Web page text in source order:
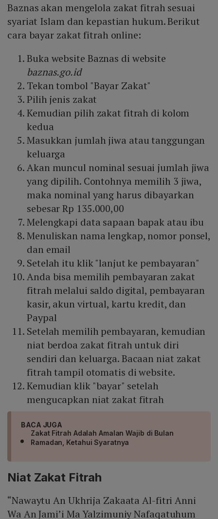
Baznas akan mengelola zakat fitrah sesuai
syariat Islam dan kepastian hukum. Berikut
cara bayar zakat fitrah online:
Buka website Baznas di website
baznas.go.id
Tekan tombol "Bayar Zakat"
Pilih jenis zakat
Kemudian pilih zakat fitrah di kolom
kedua
Masukkan jumlah jiwa atau tanggungan
keluarga
Akan muncul nominal sesuai jumlah jiwa
yang dipilih. Contohnya memilih 3 jiwa,
maka nominal yang harus dibayarkan
sebesar Rp 135.000,00
Melengkapi data sapaan bapak atau ibu
Menuliskan nama lengkap, nomor ponsel,
dan email
Setelah itu klik "lanjut ke pembayaran"
Anda bisa memilih pembayaran zakat
fitrah melalui saldo digital, pembayaran
kasir, akun virtual, kartu kredit, dan
Paypal
Setelah memilih pembayaran, kemudian
niat berdoa zakat fitrah untuk diri
sendiri dan keluarga. Bacaan niat zakat
fitrah tampil otomatis di website.
Kemudian klik "bayar" setelah
mengucapkan niat zakat fitrah
BACA JUGA
Zakat Fitrah Adalah Amalan Wajib di Bulan
Ramadan, Ketahui Syaratnya
Niat Zakat Fitrah
“Nawaytu An Ukhrija Zakaata Al-fitri Anni
Wa An Jami’i Ma Yalzimuniy Nafaqatuhum